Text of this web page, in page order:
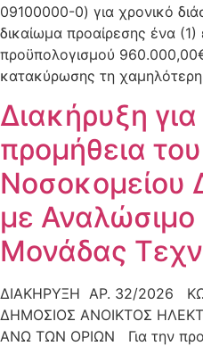
09100000-0) για χρονικό
δικαίωμα προαίρεσης ένα (1)
προϋπολογισμού
κατακύρωσης τη
Διακήρυξη
προμήθεια
Νοσοκομείου
με Αναλώσιμο
Μονάδας
ΔΙΑΚΗΡΥΞΗ ΑΡ. 32/2026
ΔΗΜΟΣΙΟΣ ΑΝΟΙΚΤΟΣ
ΑΝΩ ΤΩΝ ΟΡΙΩΝ Για την